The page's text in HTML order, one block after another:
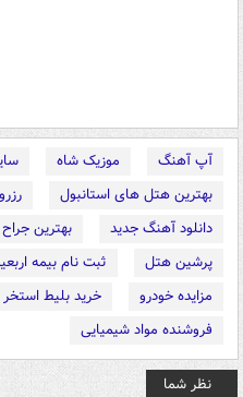
آپ آهنگ موزیک شاه
بهترین هتل های استانبول
دانلود آهنگ جدید
بهترین
پرشین هتل
ثبت نام بیمه
مزایده خودرو
خرید بلیط استخر
فروشنده مواد شیمیایی
نظر شما